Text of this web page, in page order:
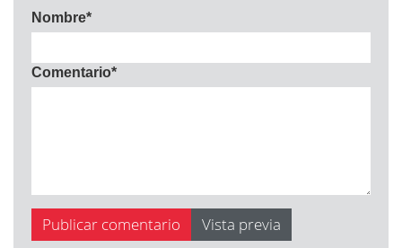
Nombre*
Comentario*